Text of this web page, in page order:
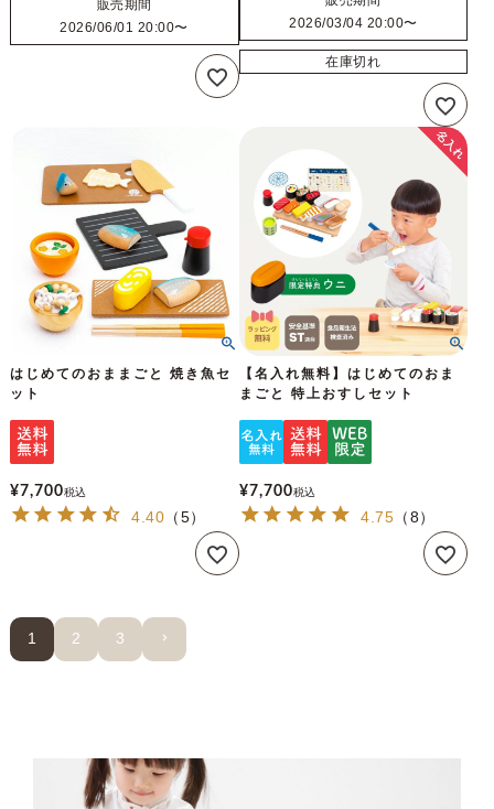
販売期間
2026/06/01 20:00〜
2026/03/04 20:00〜
在庫切れ
はじめてのおままごと 焼き魚セ
ット
¥7,700税込
4.40 （5）
【名入れ無料】はじめてのおま
まごと 特上おすしセット
¥7,700税込
4.75 （8）
1 2 3